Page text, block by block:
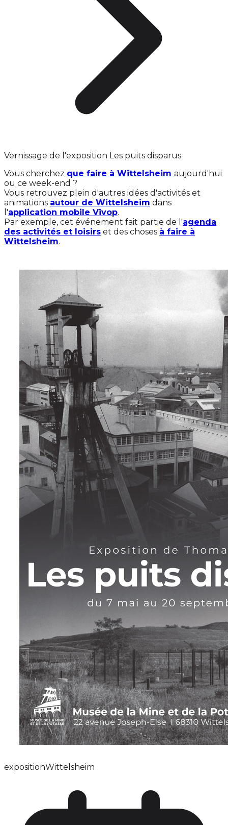
Vernissage de l'exposition Les puits disparus
Vous cherchez que faire à Wittelsheim aujourd'hui
ou ce week-end ?
Vous retrouvez plein d'autres idées d'activités et
animations autour de Wittelsheim dans
l'application mobile Vivop.
Par exemple, cet événement fait partie de l'agenda
des activités et loisirs et des choses à faire à
Wittelsheim.
expositionWittelsheim